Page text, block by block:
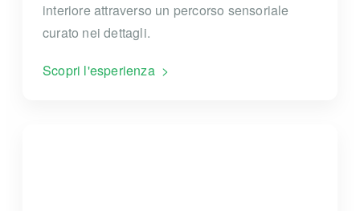
interiore attraverso un percorso sensoriale
curato nei dettagli.
Scopri l'esperienza